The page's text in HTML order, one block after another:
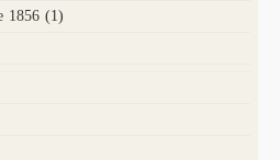
1856 (1)